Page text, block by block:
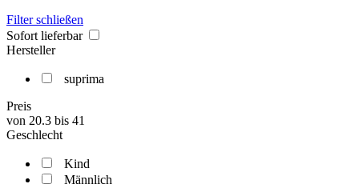
Filter schließen
Sofort lieferbar
Hersteller
suprima
Preis
von 20.3 bis 41
Geschlecht
Kind
Männlich